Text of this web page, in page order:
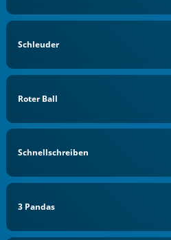
Schleuder
Roter Ball
Schnellschreiben
3 Pandas